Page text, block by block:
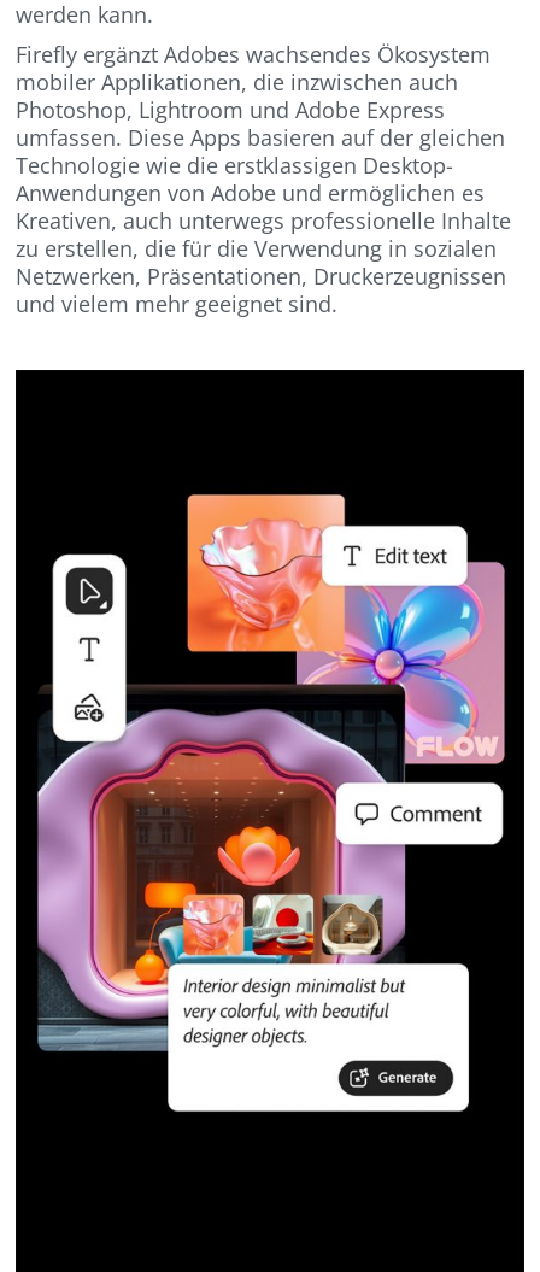
werden kann.
Firefly ergänzt Adobes wachsendes Ökosystem
mobiler Applikationen, die inzwischen auch
Photoshop, Lightroom und Adobe Express
umfassen. Diese Apps basieren auf der gleichen
Technologie wie die erstklassigen Desktop-
Anwendungen von Adobe und ermöglichen es
Kreativen, auch unterwegs professionelle Inhalte
zu erstellen, die für die Verwendung in sozialen
Netzwerken, Präsentationen, Druckerzeugnissen
und vielem mehr geeignet sind.